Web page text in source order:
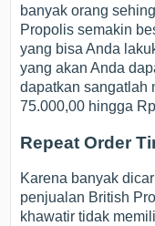
banyak orang
Propolis semakin
yang bisa Anda
yang akan Anda
dapatkan sangatlah
75.000,00 hingga
Repeat Order
Karena banyak
penjualan British
khawatir tidak